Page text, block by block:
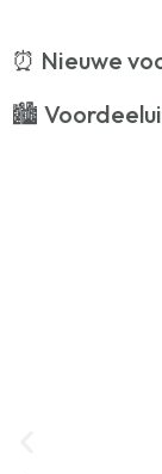
⏰ Nieuwe
🏙️